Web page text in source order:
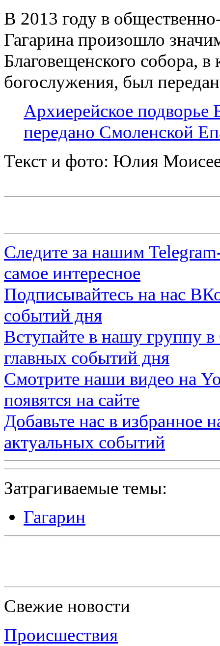
В 2013 году в
Гагарина произошло
Благовещенского собора, в
богослужения, был
Архиерейское подворье
передано Смоленской
Текст и фото: Юлия
Следите за нашим
самое интересное
Подписывайтесь на нас
событий дня
Вступайте в нашу группу в
главных событий дня
Смотрите наши видео на
появятся на сайте
Добавьте нас в избранное
актуальных событий
Затрагиваемые темы:
Гагарин
Свежие новости
Происшествия